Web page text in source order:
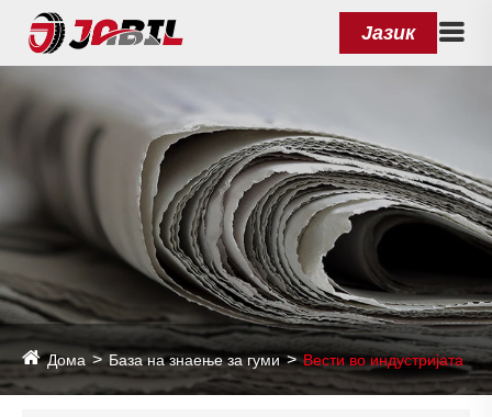
Јазик
Дома База на знаење за гуми Вести во индустријата